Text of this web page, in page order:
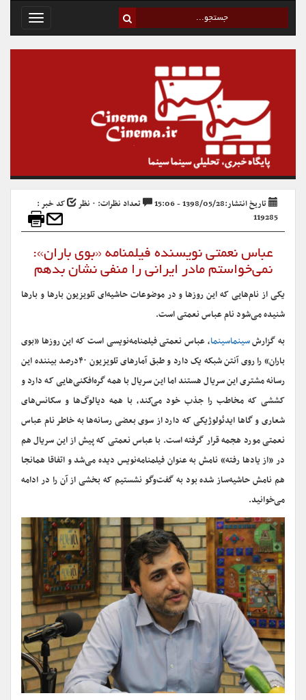
Toggle
تاریخ انتشار:1398/05/28 - 15:06 تعداد نظرات: ۰ نظر
کد خبر :
119285
عباس نعمتی نویسنده فیلمنامه «بوی باران»:
نمی‌خواستم مادر ایرانی را منفی نشان بدهم
یکی از نام‌هایی که این روزها و در موضوعات حاشیه‌ای تلویزیون بارها و بارها
شنیده می‌شود نام عباس نعمتی است.
به گزارشسینماسینما، عباس نعمتی فیلمنامه‌نویسی است که این روزها «بوی
باران» را روی آنتن شبکه یک دارد و طبق آمارهای تلویزیون ۴۰درصد بیننده این
رسانه مشتری این سریال هستند اما این سریال با همه گره‌افکنی‌هایی که دارد و
کششی که مخاطب را جذب خود می‌کند، با همه دیالوگ‌ها و سکانس‌های
شعاری و گاها ایدئولوژیکی که دارد از سوی بعضی رسانه‌ها به خاطر نام عباس
نعمتی مورد هجمه قرار گرفته است. با عباس نعمتی که پیش از این سریال هم
در «از یادها رفته» نامش به عنوان فیلمنامه‌نویس دیده می‌شد و اتفاقا همانجا
هم نامش حاشیه‌ساز شده بود به گفت‌وگو نشستیم که بخشی از آن را در ادامه
می‌خوانید.